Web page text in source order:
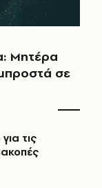
Μητέρα
σε
τις